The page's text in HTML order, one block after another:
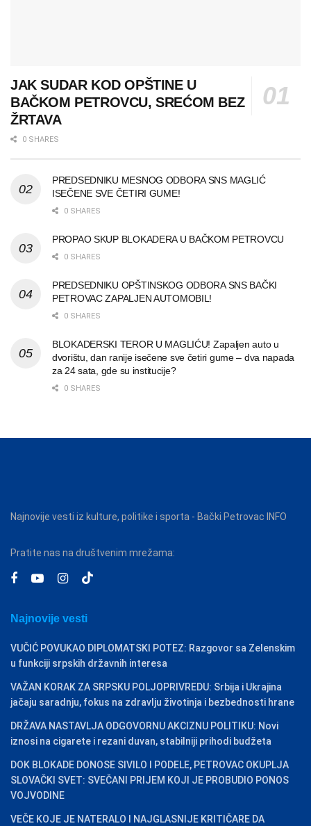
JAK SUDAR KOD OPŠTINE U
BAČKOM PETROVCU, SREĆOM BEZ
ŽRTAVA
0 SHARES
PREDSEDNIKU MESNOG ODBORA SNS MAGLIĆ
ISEČENE SVE ČETIRI GUME!
0 SHARES
PROPAO SKUP BLOKADERA U BAČKOM PETROVCU
0 SHARES
PREDSEDNIKU OPŠTINSKOG ODBORA SNS BAČKI
PETROVAC ZAPALJEN AUTOMOBIL!
0 SHARES
BLOKADERSKI TEROR U MAGLIĆU! Zapaljen auto u
dvorištu, dan ranije isečene sve četiri gume – dva napada
za 24 sata, gde su institucije?
0 SHARES
Najnovije vesti iz kulture, politike i sporta - Bački Petrovac INFO
Pratite nas na društvenim mrežama:
Najnovije vesti
VUČIĆ POVUKAO DIPLOMATSKI POTEZ: Razgovor sa Zelenskim
u funkciji srpskih državnih interesa
VAŽAN KORAK ZA SRPSKU POLJOPRIVREDU: Srbija i Ukrajina
jačaju saradnju, fokus na zdravlju životinja i bezbednosti hrane
DRŽAVA NASTAVLJA ODGOVORNU AKCIZNU POLITIKU: Novi
iznosi na cigarete i rezani duvan, stabilniji prihodi budžeta
DOK BLOKADE DONOSE SIVILO I PODELE, PETROVAC OKUPLJA
SLOVAČKI SVET: SVEČANI PRIJEM KOJI JE PROBUDIO PONOS
VOJVODINE
VEČE KOJE JE NATERALO I NAJGLASNIJE KRITIČARE DA